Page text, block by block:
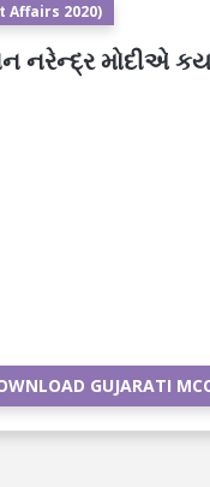
Affairs 2020)
નરેન્દ્ર મોદીએ
GUJARATI